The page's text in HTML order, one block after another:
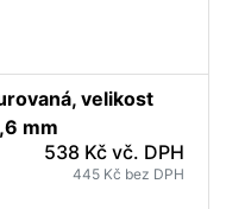
velikost
mm
538 Kč vč. DPH
445 Kč bez DPH